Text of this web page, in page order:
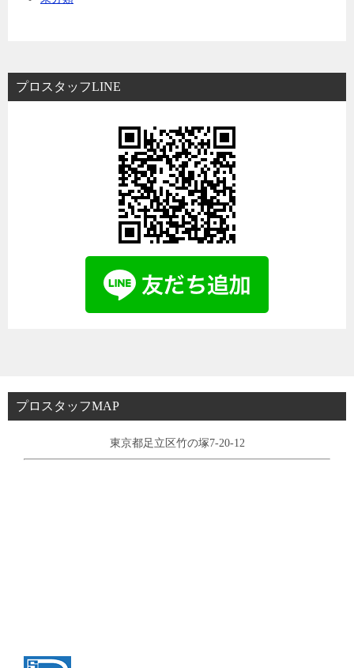
プロスタッフLINE
プロスタッフMAP
東京都足立区竹の塚7-20-12